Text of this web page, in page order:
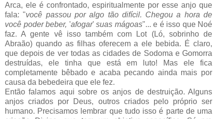
Arca, ele é confrontado, espiritualmente por esse anjo que
fala: "você passou por algo tão difícil. Chegou a hora de
você poder beber, 'afogar'suas mágoas"... e é isso que Noé
faz. A gente vê isso também com Lot (Ló, sobrinho de
Abraão) quando as filhas oferecem a ele bebida. É claro,
que depois de ver todas as cidades de Sodoma e Gomorra
destruídas, ele tinha que está em luto! Mas ele fica
completamente bêbado e acaba pecando ainda mais por
causa da bebedeira que ele fez.
Então falamos aqui sobre os anjos de destruição. Alguns
anjos criados por Deus, outros criados pelo próprio ser
humano. Precisamos lembrar que tudo isso é parte de uma